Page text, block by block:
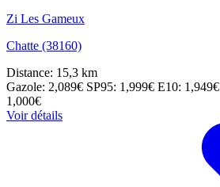
Zi Les Gameux
Chatte (38160)
Distance: 15,3 km
Gazole: 2,089€ SP95: 1,999€ E10: 1,949€
1,000€
Voir détails